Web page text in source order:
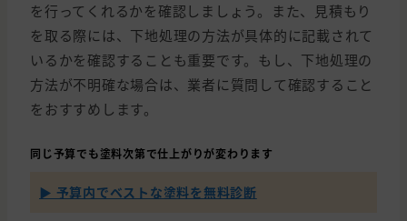
を行ってくれるかを確認しましょう。また、見積もり
を取る際には、下地処理の方法が具体的に記載されて
いるかを確認することも重要です。もし、下地処理の
方法が不明確な場合は、業者に質問して確認すること
をおすすめします。
同じ予算でも塗料次第で仕上がりが変わります
▶ 予算内でベストな塗料を無料診断